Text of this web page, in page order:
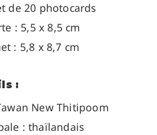
de 20 photocards
: 5,5 x 8,5 cm
: 5,8 x 8,7 cm
:
New Thitipoom
: thaïlandais